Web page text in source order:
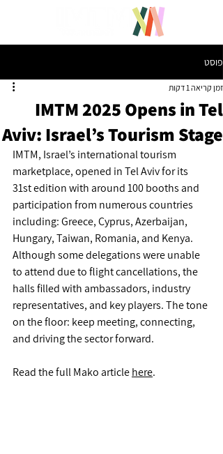
פוסט
IMTM 2025 Opens in Tel
Aviv: Israel’s Tourism Stage
זמן קריאה 1 דקות
IMTM, Israel’s international tourism
marketplace, opened in Tel Aviv for its
31st edition with around 100 booths and
participation from numerous countries
including: Greece, Cyprus, Azerbaijan,
Hungary, Taiwan, Romania, and Kenya.
Although some delegations were unable
to attend due to flight cancellations, the
halls filled with ambassadors, industry
representatives, and key players. The tone
on the floor: keep meeting, connecting,
and driving the sector forward.
Read the full Mako article here.